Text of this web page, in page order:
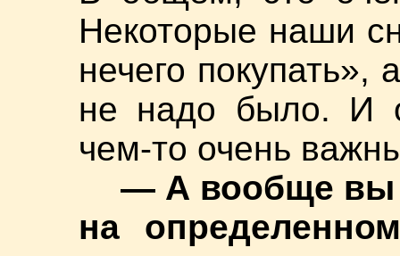
Некоторые наши
нечего покупать»,
не надо было. И
чем-то очень
— А вообще вы
на